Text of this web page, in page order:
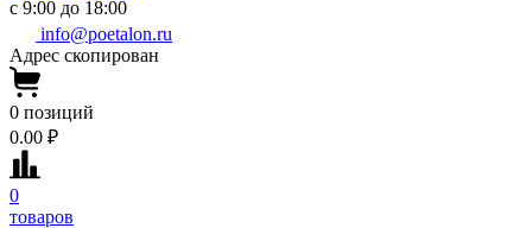
с 9:00 до 18:00
info@poetalon.ru
Адрес скопирован
0 позиций
0.00 ₽
0
товаров